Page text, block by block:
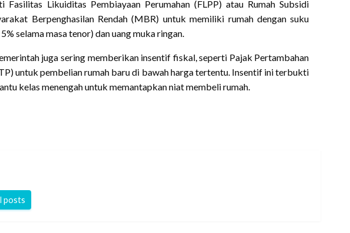
Fasilitas Likuiditas Pembiayaan Perumahan (FLPP) atau Rumah Subsidi
Berpenghasilan Rendah (MBR) untuk memiliki rumah dengan suku
selama masa tenor) dan uang muka ringan.
juga sering memberikan insentif fiskal, seperti Pajak Pertambahan
untuk pembelian rumah baru di bawah harga tertentu. Insentif ini terbukti
kelas menengah untuk memantapkan niat membeli rumah.
posts